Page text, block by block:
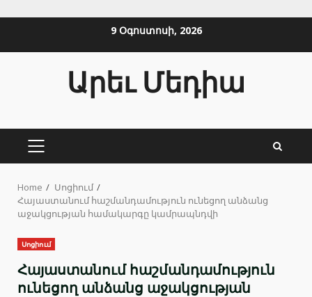
9 Օգոստոսի, 2026
Արեւ Մեդիա
PRIMARY
Home
Սոցիում
Հայաստանում հաշմանդամություն ունեցող անձանց
աջակցության համակարգը կամրապնդվի
Սոցիում
Հայաստանում հաշմանդամություն
ունեցող անձանց աջակցության